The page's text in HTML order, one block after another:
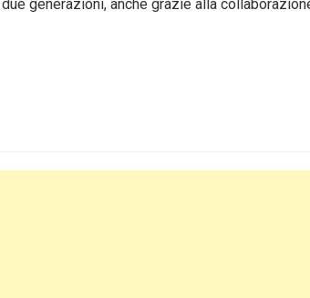
generazioni, anche grazie alla